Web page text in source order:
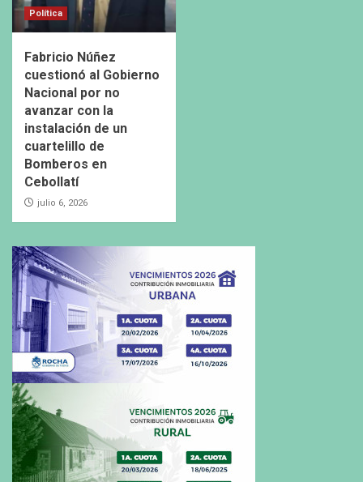
Política
Fabricio Núñez
cuestionó al Gobierno
Nacional por no
avanzar con la
instalación de un
cuartelillo de
Bomberos en
Cebollatí
julio 6, 2026